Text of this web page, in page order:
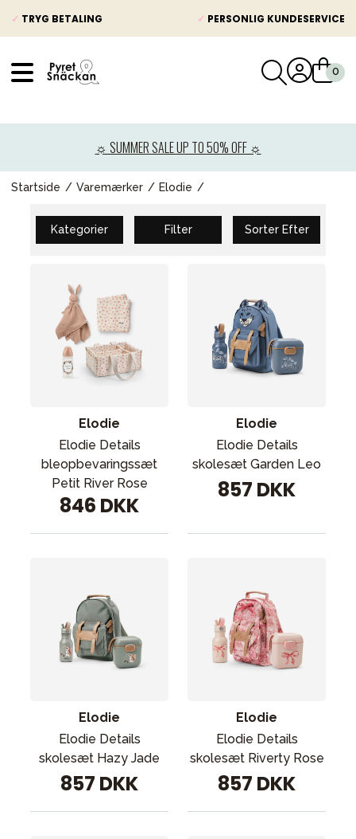
✓ TRYG BETALING ✓ PERSONLIG KUNDESERVICE
☼ SUMMER SALE UP TO 50% OFF ☼
Startside Varemærker Elodie
Kategorier Filter Sorter Efter
Elodie
Elodie Details
bleopbevaringssæt
Petit River Rose
846 DKK
Elodie
Elodie Details
skolesæt Garden Leo
857 DKK
Elodie
Elodie Details
skolesæt Hazy Jade
857 DKK
Elodie
Elodie Details
skolesæt Riverty Rose
857 DKK
Barnevogne
Autostole
Babypakke
Baby
Møbler & sengetøj
Tips til gaver
Vores favoritter
Sol og svømning
Guide
Kontakt os på
Vores butik